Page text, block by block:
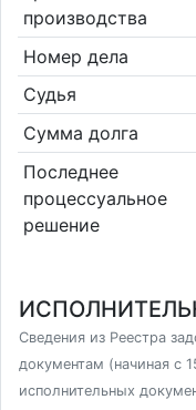
производства
Номер дела
Судья
Сумма долга
Последнее
процессуальное
решение
Сведения из Реестра
документам (начиная с
исполнительных